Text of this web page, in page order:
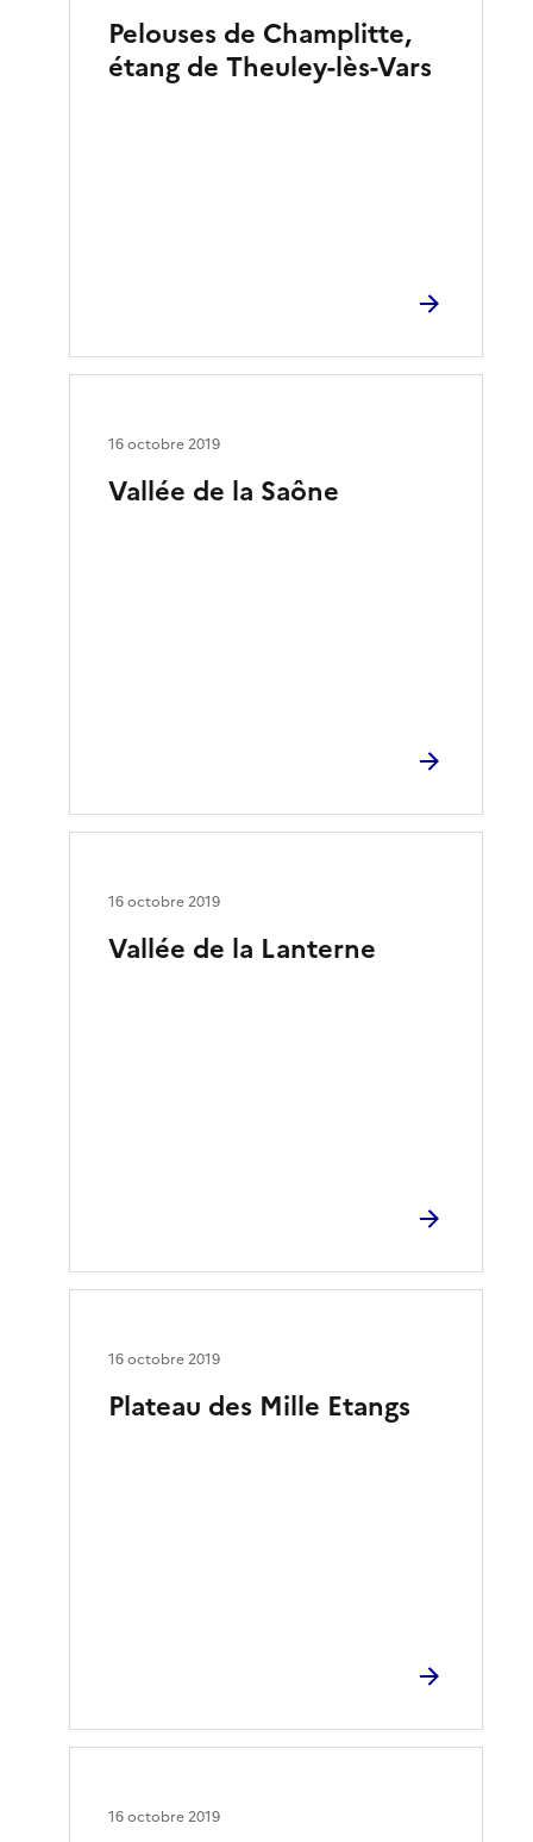
Pelouses de Champlitte,
étang de Theuley-lès-Vars
Vallée de la Saône
16 octobre 2019
Vallée de la Lanterne
16 octobre 2019
Plateau des Mille Etangs
16 octobre 2019
16 octobre 2019